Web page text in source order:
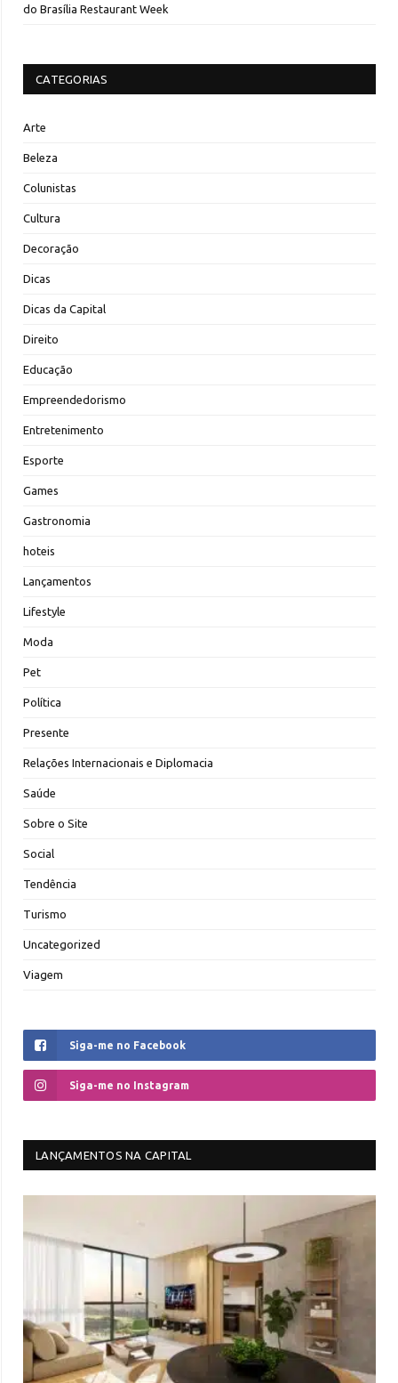
do Brasília Restaurant Week
CATEGORIAS
Arte
Beleza
Colunistas
Cultura
Decoração
Dicas
Dicas da Capital
Direito
Educação
Empreendedorismo
Entretenimento
Esporte
Games
Gastronomia
hoteis
Lançamentos
Lifestyle
Moda
Pet
Política
Presente
Relações Internacionais e Diplomacia
Saúde
Sobre o Site
Social
Tendência
Turismo
Uncategorized
Viagem
Siga-me no Facebook
Siga-me no Instagram
LANÇAMENTOS NA CAPITAL